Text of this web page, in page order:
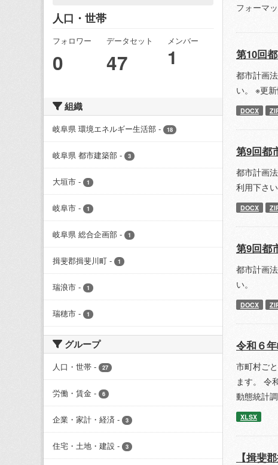
人口・世帯
フォロワー
0
データセット
47
メンバー
1
組織
岐阜県 環境エネルギー生活部 - 18
岐阜県 都市建築部 - 3
大垣市 - 1
岐阜市 - 1
岐阜県 総合企画部 - 1
揖斐郡揖斐川町 - 1
瑞浪市 - 1
瑞穂市 - 1
グループ
人口・世帯 - 27
労働・賃金 - 6
企業・家計・経済 - 3
住宅・土地・建設 - 3
フォーマ
第10回
都市計画
い。 ※更
DOCX
第9回都
都市計画
利用下さ
DOCX
第9回都
都市計画
い。
DOCX
令和６
市町村ご
ます。 令
動態統計
XLSX
【揖斐